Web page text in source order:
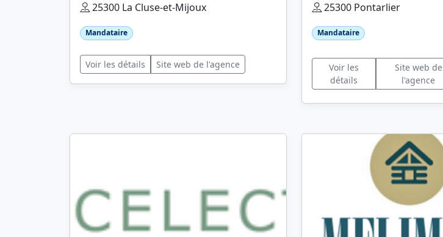
25300 La Cluse-et-Mijoux
Mandataire
Voir les détails Site web de l'agence
25300 Pontarlier
Mandataire
Voir les
détails
Site web de
l'agence